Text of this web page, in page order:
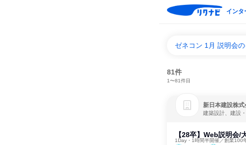
インタ
ゼネコン 1月 説明会
81件
1〜81件目
新日本建設株式
建築設計、建設
【28卒】Web説明会/
1Day・1時間半開催／創業100